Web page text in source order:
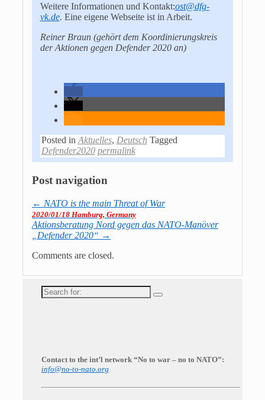
Weitere Informationen und Kontakt:ost@dfg-
vk.de. Eine eigene Webseite ist in Arbeit.
Reiner Braun (gehört dem Koordinierungskreis
der Aktionen gegen Defender 2020 an)
Posted in Aktuelles, Deutsch Tagged
Defender2020 permalink
Post navigation
← NATO is the main Threat of War
2020/01/18 Hamburg, Germany
Aktionsberatung Nord gegen das NATO-Manöver
„Defender 2020“ →
Comments are closed.
Search
for:
Contact to the int’l network “No to war – no to NATO”:
info@no-to-nato.org